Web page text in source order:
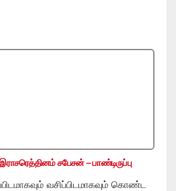
சபேசன் – பாண்டிருப்பு
வசிப்பிடமாகவும் கொண்ட